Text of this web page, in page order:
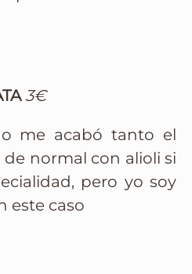
3€
me acabó tanto el
de normal con alioli si
pero yo soy
este caso